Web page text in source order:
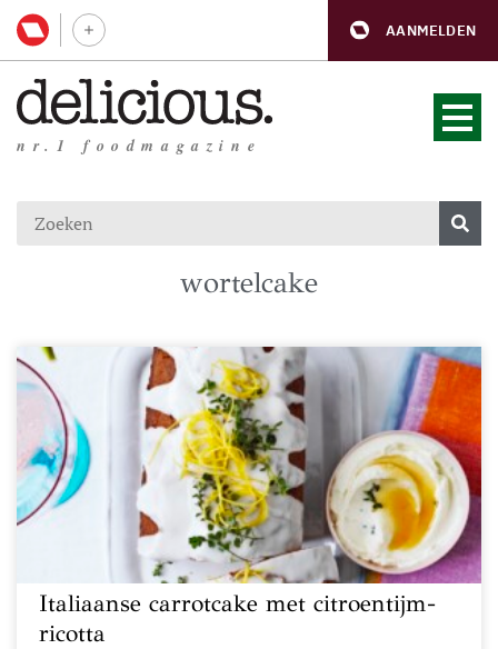
AANMELDEN
nr.1 foodmagazine
wortelcake
Italiaanse carrotcake met citroentijm-
ricotta